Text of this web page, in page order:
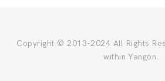
Copyright © 2013-2024 All Rights
within Yangon.